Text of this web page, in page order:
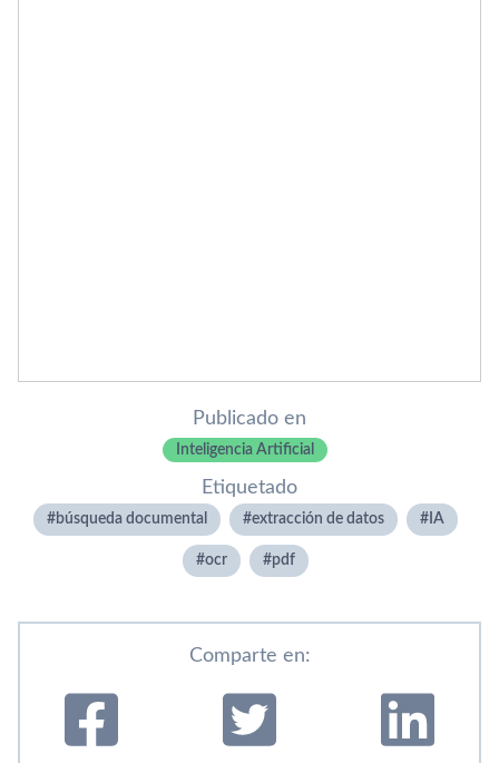
Publicado en
Inteligencia Artificial
Etiquetado
búsqueda documental extracción de datos IA
ocr pdf
Comparte en: